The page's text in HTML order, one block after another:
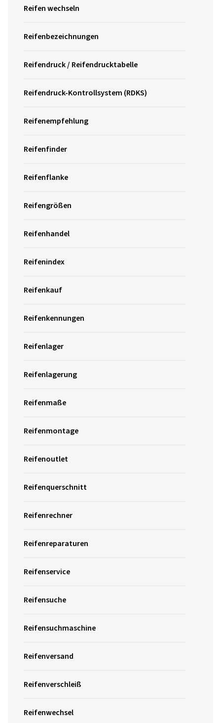
Reifen wechseln
Reifenbezeichnungen
Reifendruck / Reifendrucktabelle
Reifendruck-Kontrollsystem (RDKS)
Reifenempfehlung
Reifenfinder
Reifenflanke
Reifengrößen
Reifenhandel
Reifenindex
Reifenkauf
Reifenkennungen
Reifenlager
Reifenlagerung
Reifenmaße
Reifenmontage
Reifenoutlet
Reifenquerschnitt
Reifenrechner
Reifenreparaturen
Reifenservice
Reifensuche
Reifensuchmaschine
Reifenversand
Reifenverschleiß
Reifenwechsel